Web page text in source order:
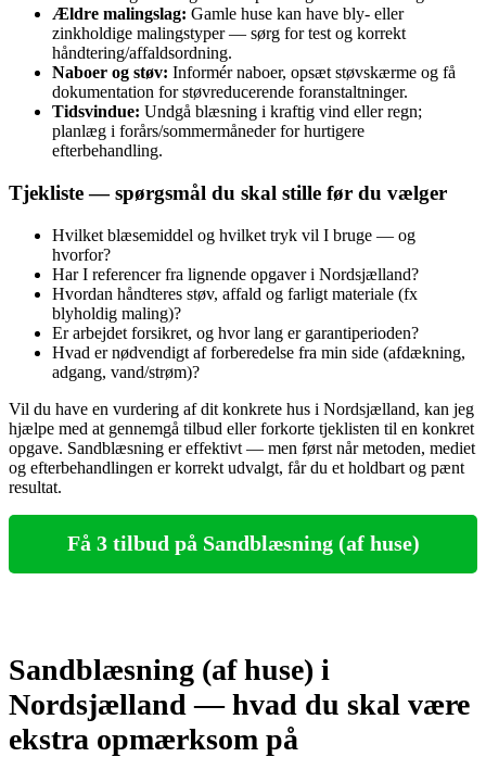
Ældre malingslag: Gamle huse kan have bly- eller
zinkholdige malingstyper — sørg for test og korrekt
håndtering/affaldsordning.
Naboer og støv: Informér naboer, opsæt støvskærme og få
dokumentation for støvreducerende foranstaltninger.
Tidsvindue: Undgå blæsning i kraftig vind eller regn;
planlæg i forårs/sommermåneder for hurtigere
efterbehandling.
Tjekliste — spørgsmål du skal stille før du vælger
Hvilket blæsemiddel og hvilket tryk vil I bruge — og
hvorfor?
Har I referencer fra lignende opgaver i Nordsjælland?
Hvordan håndteres støv, affald og farligt materiale (fx
blyholdig maling)?
Er arbejdet forsikret, og hvor lang er garantiperioden?
Hvad er nødvendigt af forberedelse fra min side (afdækning,
adgang, vand/strøm)?
Vil du have en vurdering af dit konkrete hus i Nordsjælland, kan jeg
hjælpe med at gennemgå tilbud eller forkorte tjeklisten til en konkret
opgave. Sandblæsning er effektivt — men først når metoden, mediet
og efterbehandlingen er korrekt udvalgt, får du et holdbart og pænt
resultat.
Få 3 tilbud på Sandblæsning (af huse)
Sandblæsning (af huse) i
Nordsjælland — hvad du skal være
ekstra opmærksom på